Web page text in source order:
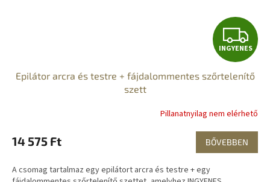
I
N
G
Y
E
N
INGYENES
Epilátor arcra és testre + fájdalommentes szőrtelenítő
szett
Pillanatnyilag nem elérhető
14 575 Ft BŐVEBBEN
A csomag tartalmaz egy epilátort arcra és testre + egy